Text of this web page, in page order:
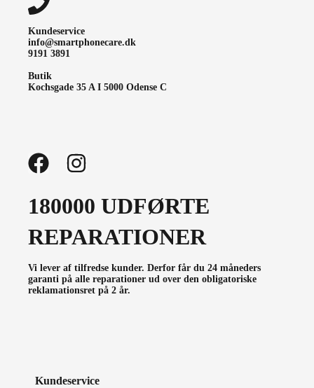
Kundeservice
info@smartphonecare.dk
9191 3891
Butik
Kochsgade 35 A I 5000 Odense C
180000 UDFØRTE
REPARATIONER
Vi lever af tilfredse kunder. Derfor får du 24 måneders
garanti på alle reparationer ud over den obligatoriske
reklamationsret på 2 år.
Kundeservice